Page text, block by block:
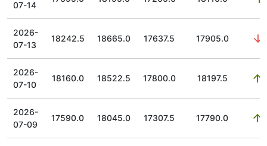
07-14
2026-
07-13
18242.5 18665.0 17637.5 17905.0
2026-
07-10
18160.0 18522.5 17800.0 18197.5
2026-
07-09
17590.0 18045.0 17307.5 17790.0